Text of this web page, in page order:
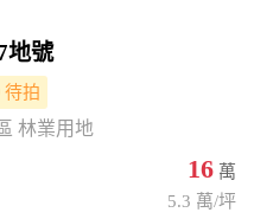
地號
待拍
林業用地
16 萬
5.3 萬/坪